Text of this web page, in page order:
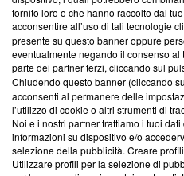
ancora membro del
parte; Trust Project non ha
conformità agli standard.
Su di noi
Team editoriale
Corporate
Redazione
fornito loro o che hanno raccolto dal
acconsentire all’uso di tali tecnologie
presente su questo banner oppure
eventualmente negando il consenso
parte dei partner terzi, cliccando sul
Chiudendo questo banner (cliccando
acconsenti al permanere delle
l’utilizzo di cookie o altri strumenti di
Noi e i nostri partner trattiamo i tuoi
informazioni su dispositivo e/o
selezione della pubblicità. Creare
Utilizzare profili per la selezione di